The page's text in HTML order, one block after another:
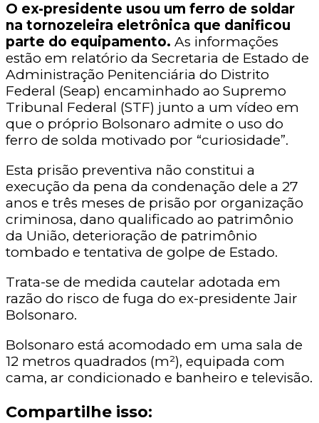
O ex-presidente usou um ferro de soldar
na tornozeleira eletrônica que danificou
parte do equipamento. As informações
estão em relatório da Secretaria de Estado de
Administração Penitenciária do Distrito
Federal (Seap) encaminhado ao Supremo
Tribunal Federal (STF) junto a um vídeo em
que o próprio Bolsonaro admite o uso do
ferro de solda motivado por “curiosidade”.
Esta prisão preventiva não constitui a
execução da pena da condenação dele a 27
anos e três meses de prisão por organização
criminosa, dano qualificado ao patrimônio
da União, deterioração de patrimônio
tombado e tentativa de golpe de Estado.
Trata-se de medida cautelar adotada em
razão do risco de fuga do ex-presidente Jair
Bolsonaro.
Bolsonaro está acomodado em uma sala de
12 metros quadrados (m²), equipada com
cama, ar condicionado e banheiro e televisão.
Compartilhe isso: